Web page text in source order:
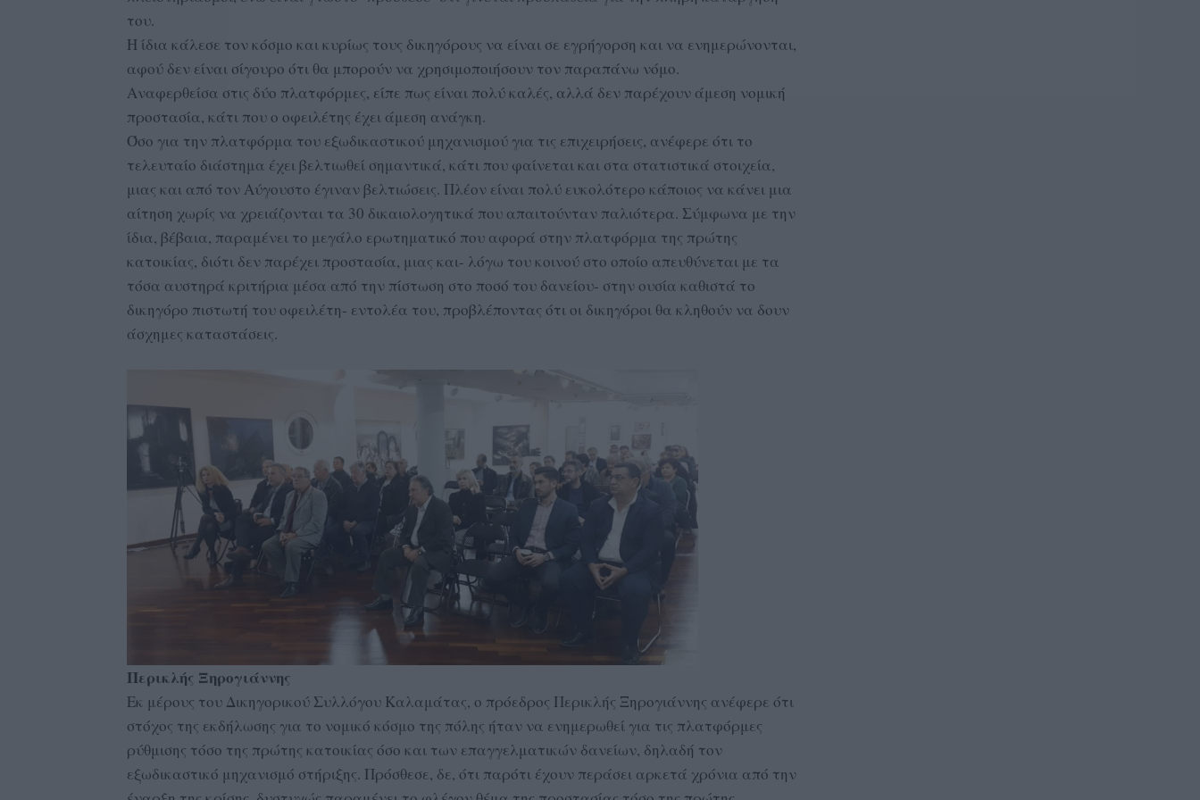
του.
Η ίδια κάλεσε τον κόσμο και κυρίως τους δικηγόρους να είναι σε εγρήγορση και να ενημερώνονται,
αφού δεν είναι σίγουρο ότι θα μπορούν να χρησιμοποιήσουν τον παραπάνω νόμο.
Αναφερθείσα στις δύο πλατφόρμες, είπε πως είναι πολύ καλές, αλλά δεν παρέχουν άμεση νομική
προστασία, κάτι που ο οφειλέτης έχει άμεση ανάγκη.
Όσο για την πλατφόρμα του εξωδικαστικού μηχανισμού για τις επιχειρήσεις, ανέφερε ότι το
τελευταίο διάστημα έχει βελτιωθεί σημαντικά, κάτι που φαίνεται και στα στατιστικά στοιχεία,
μιας και από τον Αύγουστο έγιναν βελτιώσεις. Πλέον είναι πολύ ευκολότερο κάποιος να κάνει μια
αίτηση χωρίς να χρειάζονται τα 30 δικαιολογητικά που απαιτούνταν παλιότερα. Σύμφωνα με την
ίδια, βέβαια, παραμένει το μεγάλο ερωτηματικό που αφορά στην πλατφόρμα της πρώτης
κατοικίας, διότι δεν παρέχει προστασία, μιας και- λόγω του κοινού στο οποίο απευθύνεται με τα
τόσα αυστηρά κριτήρια μέσα από την πίστωση στο ποσό του δανείου- στην ουσία καθιστά το
δικηγόρο πιστωτή του οφειλέτη- εντολέα του, προβλέποντας ότι οι δικηγόροι θα κληθούν να δουν
άσχημες καταστάσεις.
Περικλής Ξηρογιάννης
Εκ μέρους του Δικηγορικού Συλλόγου Καλαμάτας, ο πρόεδρος Περικλής Ξηρογιάννης ανέφερε ότι
στόχος της εκδήλωσης για το νομικό κόσμο της πόλης ήταν να ενημερωθεί για τις πλατφόρμες
ρύθμισης τόσο της πρώτης κατοικίας όσο και των επαγγελματικών δανείων, δηλαδή τον
εξωδικαστικό μηχανισμό στήριξης. Πρόσθεσε, δε, ότι παρότι έχουν περάσει αρκετά χρόνια από την